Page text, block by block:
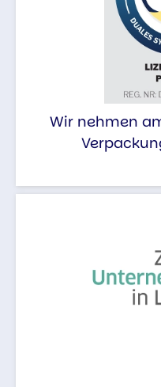
Wir nehmen